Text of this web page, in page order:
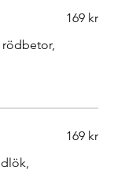
169 kr
169 kr